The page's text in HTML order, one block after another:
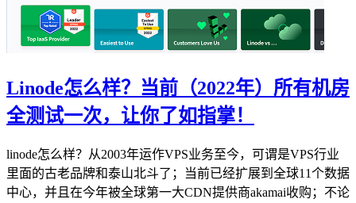
Linode怎么样？当前（2022年）所有机房
全测试一次，让你了如指掌！
linode怎么样？从2003年运作VPS业务至今，可谓是VPS行业
里面的古老品牌和泰山北斗了；当前已经扩展到全球11个数据
中心，并且在今年被全球第一大CDN提供商akamai收购；不论